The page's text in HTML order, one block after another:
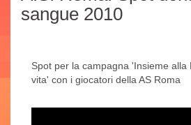
sangue 2010
Spot per la campagna 'Insieme
vita' con i giocatori della AS Roma